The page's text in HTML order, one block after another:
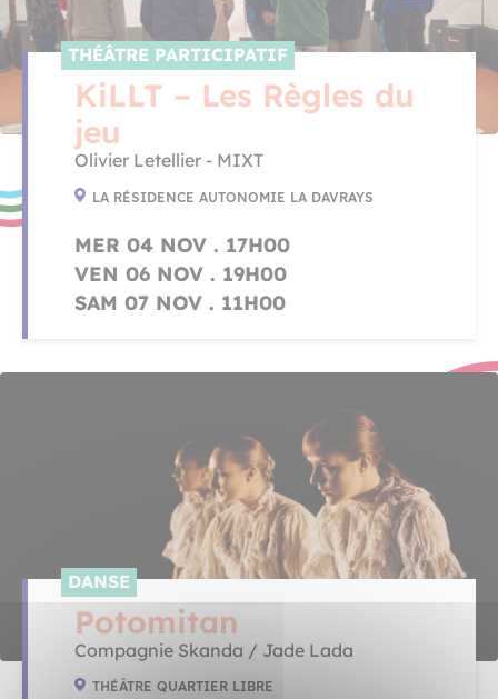
THÉÂTRE PARTICIPATIF
KiLLT – Les Règles du
jeu
Olivier Letellier - MIXT
LA RÉSIDENCE AUTONOMIE LA DAVRAYS
MER 04 NOV . 17H00
VEN 06 NOV . 19H00
SAM 07 NOV . 11H00
DANSE
Potomitan
Compagnie Skanda / Jade Lada
THÉÂTRE QUARTIER LIBRE